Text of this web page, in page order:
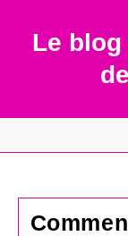
contentLe